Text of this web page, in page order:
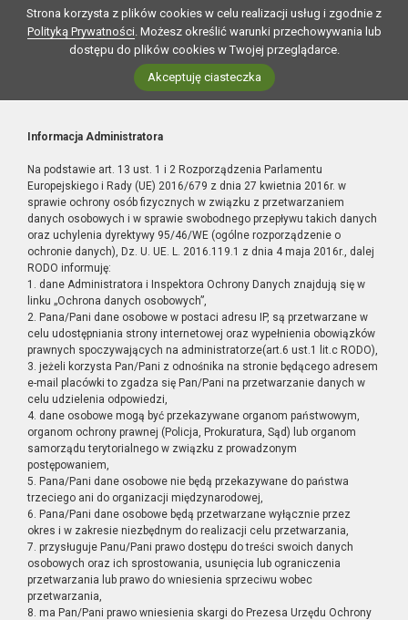
Strona korzysta z plików cookies w celu realizacji usług i zgodnie z
Polityką Prywatności. Możesz określić warunki przechowywania lub
dostępu do plików cookies w Twojej przeglądarce.
Akceptuję ciasteczka
Informacja Administratora
Na podstawie art. 13 ust. 1 i 2 Rozporządzenia Parlamentu
Europejskiego i Rady (UE) 2016/679 z dnia 27 kwietnia 2016r. w
sprawie ochrony osób fizycznych w związku z przetwarzaniem
danych osobowych i w sprawie swobodnego przepływu takich danych
oraz uchylenia dyrektywy 95/46/WE (ogólne rozporządzenie o
ochronie danych), Dz. U. UE. L. 2016.119.1 z dnia 4 maja 2016r., dalej
RODO informuję:
1. dane Administratora i Inspektora Ochrony Danych znajdują się w
linku „Ochrona danych osobowych”,
2. Pana/Pani dane osobowe w postaci adresu IP, są przetwarzane w
celu udostępniania strony internetowej oraz wypełnienia obowiązków
prawnych spoczywających na administratorze(art.6 ust.1 lit.c RODO),
3. jeżeli korzysta Pan/Pani z odnośnika na stronie będącego adresem
e-mail placówki to zgadza się Pan/Pani na przetwarzanie danych w
celu udzielenia odpowiedzi,
4. dane osobowe mogą być przekazywane organom państwowym,
organom ochrony prawnej (Policja, Prokuratura, Sąd) lub organom
samorządu terytorialnego w związku z prowadzonym
postępowaniem,
5. Pana/Pani dane osobowe nie będą przekazywane do państwa
trzeciego ani do organizacji międzynarodowej,
6. Pana/Pani dane osobowe będą przetwarzane wyłącznie przez
okres i w zakresie niezbędnym do realizacji celu przetwarzania,
7. przysługuje Panu/Pani prawo dostępu do treści swoich danych
osobowych oraz ich sprostowania, usunięcia lub ograniczenia
przetwarzania lub prawo do wniesienia sprzeciwu wobec
przetwarzania,
8. ma Pan/Pani prawo wniesienia skargi do Prezesa Urzędu Ochrony